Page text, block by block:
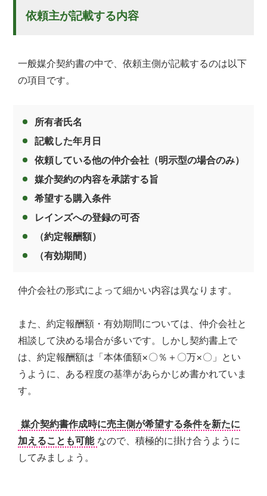
依頼主が記載する内容
一般媒介契約書の中で、依頼主側が記載するのは以下
の項目です。
所有者氏名
記載した年月日
依頼している他の仲介会社（明示型の場合のみ）
媒介契約の内容を承諾する旨
希望する購入条件
レインズへの登録の可否
（約定報酬額）
（有効期間）
仲介会社の形式によって細かい内容は異なります。
また、約定報酬額・有効期間については、仲介会社と
相談して決める場合が多いです。しかし契約書上で
は、約定報酬額は「本体価額×〇％＋〇万×〇」とい
うように、ある程度の基準があらかじめ書かれていま
す。
媒介契約書作成時に売主側が希望する条件を新たに
加えることも可能 なので、積極的に掛け合うように
してみましょう。